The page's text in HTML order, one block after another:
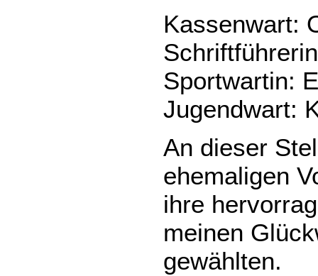
Kassenwart:
Sportwartin:
Jugendwart:
An dieser
ehemaligen
ihre
meinen
gewählten.